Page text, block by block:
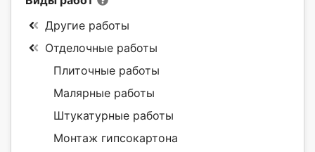
Другие работы
Отделочные работы
Плиточные работы
Малярные работы
Штукатурные работы
Монтаж гипсокартона